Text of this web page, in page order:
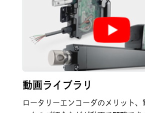
動画ライブラリ
ロータリーエンコーダのメリット、